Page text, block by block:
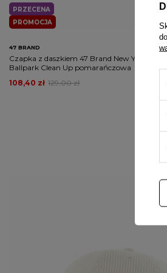
PROMOCJA
PRZECENA
47 BRAND
Czapka z daszkiem 47 Brand New York Mets
Ballpark Clean Up pomarańczowa
129,00 zł
108,40 zł